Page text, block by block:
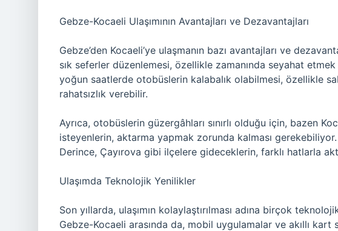
Gebze-Kocaeli Ulaşımının Avantajları ve Dezavantajları
Gebze’den Kocaeli’ye ulaşmanın bazı avantajları ve
sık seferler düzenlemesi, özellikle zamanında seyahat
yoğun saatlerde otobüslerin kalabalık olabilmesi, özellikle
rahatsızlık verebilir.
Ayrıca, otobüslerin güzergâhları sınırlı olduğu için, bazen
isteyenlerin, aktarma yapmak zorunda kalması
Derince, Çayırova gibi ilçelere gideceklerin, farklı hatlarla
Ulaşımda Teknolojik Yenilikler
Son yıllarda, ulaşımın kolaylaştırılması adına birçok
Gebze-Kocaeli arasında da, mobil uygulamalar ve akıllı